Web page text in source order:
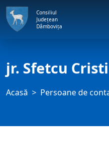
Consiliul
Județean
Dâmbovița
jr. Sfetcu
Acasă Persoane de